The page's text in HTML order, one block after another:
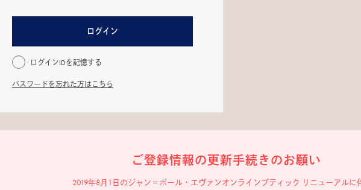
ログイン
ログインIDを記憶する
パスワードを忘れた方はこちら
ご登録情報の更新手続きのお願い
2019年8月1日のジャン＝ポール・エヴァンオンラインブティック リニューアルに